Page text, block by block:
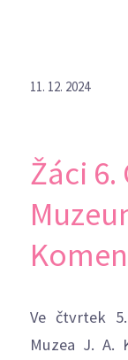
11. 12. 2024
Žáci
Ve čtvrtek
Muzea J. A.